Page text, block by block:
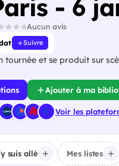
- 6
Aucun avis
Suivre
tournée et se produit sur
Ajouter à ma
Voir les
suis allé Mes listes